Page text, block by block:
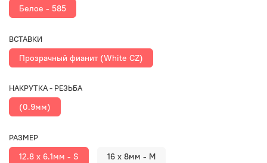
Белое - 585
ВСТАВКИ
Прозрачный фианит (White CZ)
НАКРУТКА - РЕЗЬБА
(0.9мм)
РАЗМЕР
12.8 х 6.1мм - S 16 х 8мм - M